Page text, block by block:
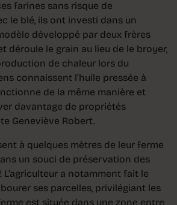
farines sans risque de
le blé, ils ont investi dans un
développé par deux frères
déroule le grain au lieu de le broyer,
de chaleur lors du
connaissent l’huile pressée à
de la même manière et
davantage de propriétés
Geneviève Robert.
à quelques mètres de leur ferme
un souci de préservation des
. L’agriculteur a notamment fait le
ses parcelles, privilégiant les
est située dans une zone entre